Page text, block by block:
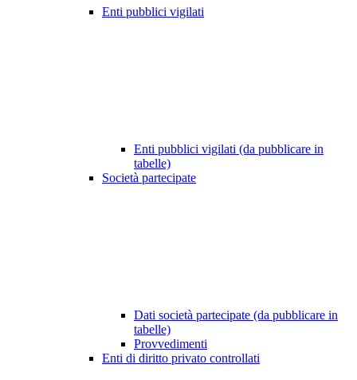
Enti pubblici vigilati
Enti pubblici vigilati (da pubblicare in
tabelle)
Società partecipate
Dati società partecipate (da pubblicare in
tabelle)
Provvedimenti
Enti di diritto privato controllati